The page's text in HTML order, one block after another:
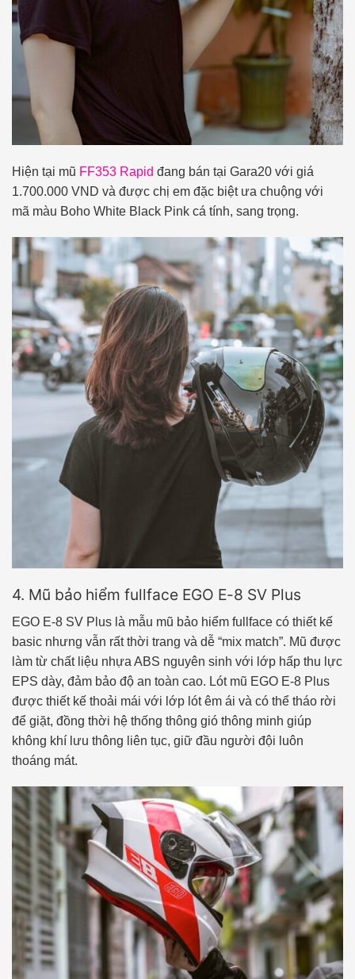
Hiện tại mũ FF353 Rapid đang bán tại Gara20 với giá
1.700.000 VND và được chị em đặc biệt ưa chuộng với
mã màu Boho White Black Pink cá tính, sang trọng.
4. Mũ bảo hiểm fullface EGO E-8 SV Plus
EGO E-8 SV Plus là mẫu mũ bảo hiểm fullface có thiết kế
basic nhưng vẫn rất thời trang và dễ “mix match”. Mũ được
làm từ chất liệu nhựa ABS nguyên sinh với lớp hấp thu lực
EPS dày, đảm bảo độ an toàn cao. Lót mũ EGO E-8 Plus
được thiết kế thoải mái với lớp lót êm ái và có thể tháo rời
để giặt, đồng thời hệ thống thông gió thông minh giúp
không khí lưu thông liên tục, giữ đầu người đội luôn
thoáng mát.